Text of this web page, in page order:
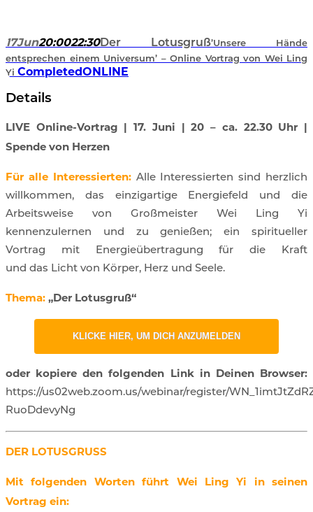
17Jun20:0022:30Der Lotusgruß’Unsere Hände
entsprechen einem Universum’ – Online Vortrag von Wei Ling
Yi CompletedONLINE
Details
LIVE Online-Vortrag | 17. Juni | 20 – ca. 22.30 Uhr |
Spende von Herzen
Für alle Interessierten: Alle Interessierten sind herzlich
willkommen, das einzigartige Energiefeld und die
Arbeitsweise von Großmeister Wei Ling Yi
kennenzulernen und zu genießen; ein spiritueller
Vortrag mit Energieübertragung für die Kraft
und das Licht von Körper, Herz und Seele.
Thema: „Der Lotusgruß“
KLICKE HIER, UM DICH ANZUMELDEN
oder kopiere den folgenden Link in Deinen Browser:
https://us02web.zoom.us/webinar/register/
RuoDdevyNg
DER LOTUSGRUSS
Mit folgenden Worten führt Wei Ling Yi in seinen
Vortrag ein: